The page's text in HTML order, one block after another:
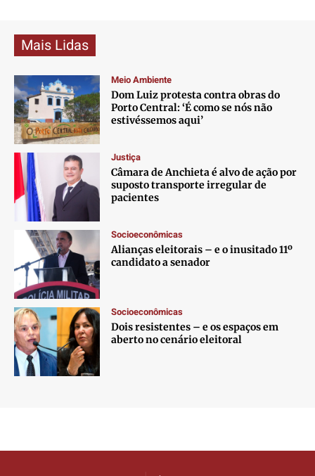
Mais Lidas
Meio Ambiente
Dom Luiz protesta contra obras do
Porto Central: ‘É como se nós não
estivéssemos aqui’
Justiça
Câmara de Anchieta é alvo de ação por
suposto transporte irregular de
pacientes
Socioeconômicas
Alianças eleitorais – e o inusitado 11º
candidato a senador
Socioeconômicas
Dois resistentes – e os espaços em
aberto no cenário eleitoral